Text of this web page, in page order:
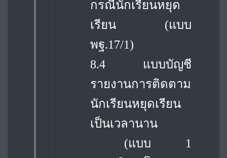
กรณีนักเรียนหยุด
เรียน (แบบ
พฐ.17/1)
8.4 แบบบัญชี
รายงานการติดตาม
นักเรียนหยุดเรียน
เป็นเวลานาน
(แบบ 1